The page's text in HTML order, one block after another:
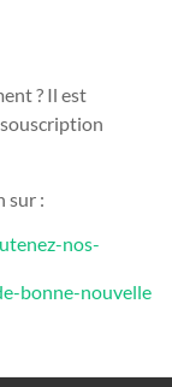
? Il est
sur :
nos-
bonne-nouvelle